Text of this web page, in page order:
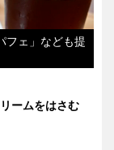
フェ」なども提
ームをはさむ